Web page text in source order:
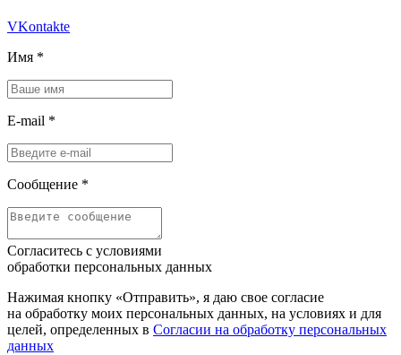
VKontakte
Имя *
E-mail *
Сообщение *
Согласитесь с условиями
обработки персональных данных
Нажимая кнопку «Отправить», я даю свое согласие
на обработку моих персональных данных, на условиях и для
целей, определенных в Согласии на обработку персональных
данных